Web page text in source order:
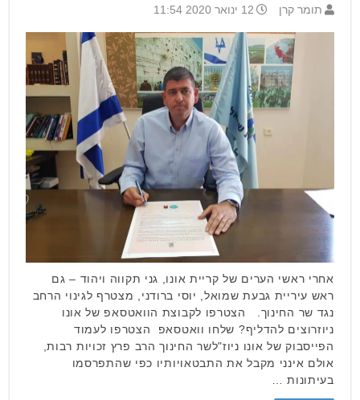
תומר קרן 12 ינואר 2020 11:54
אחרי ראשי הערים של קריית אונו, גני תקווה ויהוד – גם
ראש עיריית גבעת שמואל, יוסי ברודני, מצטרף לגינוי הרחב
נגד שר החינוך. הצטרפו לקבוצת הוואטסאפ של אונו
ניוזרוצים להדליף? שלחו וואטסאפ הצטרפו לעמוד
הפייסבוק של אונו ניוז"לשר החינוך הרב פרץ זכויות רבות,
אולם אינני מקבל את התבטאויותיו כפי שהתפרסמו
בעיתונות …